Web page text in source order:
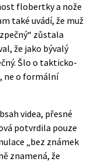
flobertky a nože
také uvádí, že muž
zůstala
že jako bývalý
Šlo o takticko-
ne o formální
videa, přesné
potvrdila pouze
„bez známek
znamená, že